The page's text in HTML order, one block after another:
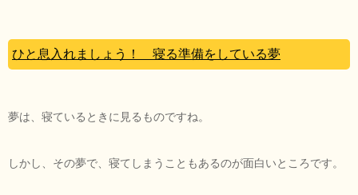
ひと息入れましょう！ 寝る準備をしている夢
夢は、寝ているときに見るものですね。
しかし、その夢で、寝てしまうこともあるのが面白いところです。